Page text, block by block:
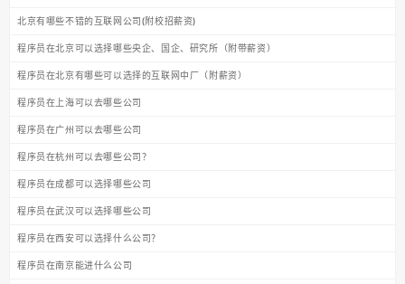
北京有哪些不错的互联网公司(附校招薪资)
程序员在北京可以选择哪些央企、国企、研究所（附带薪资）
程序员在北京有哪些可以选择的互联网中厂（附薪资）
程序员在上海可以去哪些公司
程序员在广州可以去哪些公司
程序员在杭州可以去哪些公司？
程序员在成都可以选择哪些公司
程序员在武汉可以选择哪些公司
程序员在西安可以选择什么公司？
程序员在南京能进什么公司